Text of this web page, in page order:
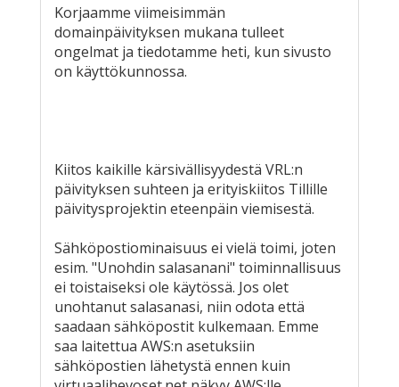
Korjaamme viimeisimmän
domainpäivityksen mukana tulleet
ongelmat ja tiedotamme heti, kun sivusto
on käyttökunnossa.
Kiitos kaikille kärsivällisyydestä VRL:n
päivityksen suhteen ja erityiskiitos Tillille
päivitysprojektin eteenpäin viemisestä.
Sähköpostiominaisuus ei vielä toimi, joten
esim. "Unohdin salasanani" toiminnallisuus
ei toistaiseksi ole käytössä. Jos olet
unohtanut salasanasi, niin odota että
saadaan sähköpostit kulkemaan. Emme
saa laitettua AWS:n asetuksiin
sähköpostien lähetystä ennen kuin